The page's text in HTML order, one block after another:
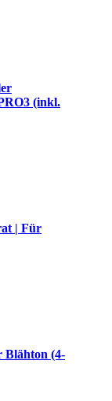
(inkl.
| Für
Blähton (4-